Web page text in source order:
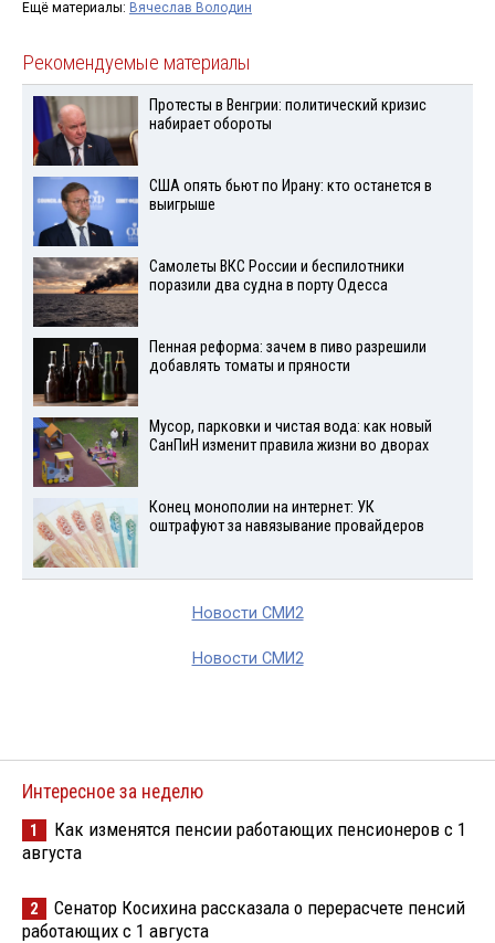
Ещё материалы: Вячеслав Володин
Рекомендуемые материалы
Протесты в Венгрии: политический кризис
набирает обороты
США опять бьют по Ирану: кто останется в
выигрыше
Самолеты ВКС России и беспилотники
поразили два судна в порту Одесса
Пенная реформа: зачем в пиво разрешили
добавлять томаты и пряности
Мусор, парковки и чистая вода: как новый
СанПиН изменит правила жизни во дворах
Конец монополии на интернет: УК
оштрафуют за навязывание провайдеров
Новости СМИ2
Новости СМИ2
Интересное за неделю
1
Как изменятся пенсии работающих пенсионеров с 1
августа
2
Сенатор Косихина рассказала о перерасчете пенсий
работающих с 1 августа